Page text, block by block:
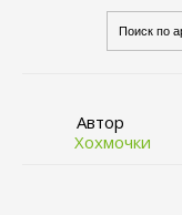
Автор
Хохмочки